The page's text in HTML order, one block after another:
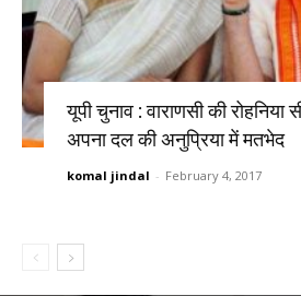
यूपी चुनाव : वाराणसी की
अपना दल की अनुप्रिया में मतभेद
komal jindal - February 4, 2017